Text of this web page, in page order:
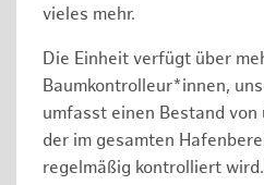
vieles mehr.
Die Einheit verfügt über
Baumkontrolleur*innen,
umfasst einen Bestand
der im gesamten
regelmäßig kontrolliert